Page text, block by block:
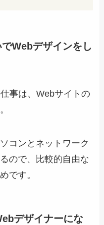
Webデザインをし
事は、Webサイトの
コンとネットワーク
ので、比較的自由な
です。
デザイナーにな